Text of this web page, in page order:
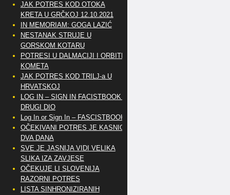
JAK POTRES KOD OTOKA
KRETA U GRČKOJ 12.10.2021
IN MEMORIAM: GOGA LAZIĆ
NESTANAK STRUJE U
GORSKOM KOTARU
POTRESI U DALMACIJI I ORBITE
KOMETA
JAK POTRES KOD TRILJ-a U
HRVATSKOJ
LOG IN – SIGN IN FACISTBOOK –
DRUGI DIO
Log In or Sign In – FASCISTBOOK
OČEKIVANI POTRES JE KASNIO
DVA DANA
SVE JE JASNIJA VIDI VELIKA
SLIKA IZA ZAVJESE
OČEKUJE LI SLOVENIJA
RAZORNI POTRES
LISTA SINHRONIZIRANIH